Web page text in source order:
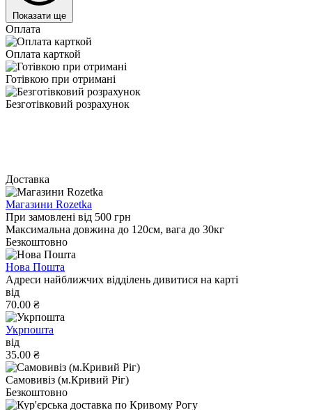
Показати ще
Оплата
Оплата карткой
Готівкою при отримані
Безготівковий розрахунок
Доставка
Магазини Rozetka
При замовлені від 500 грн
Максимальна довжина до 120см, вага до 30кг
Безкоштовно
Нова Пошта
Адреси найближчих відділень дивитися на карті
від
70.00 ₴
Укрпошта
від
35.00 ₴
Самовивіз (м.Кривий Ріг)
Безкоштовно